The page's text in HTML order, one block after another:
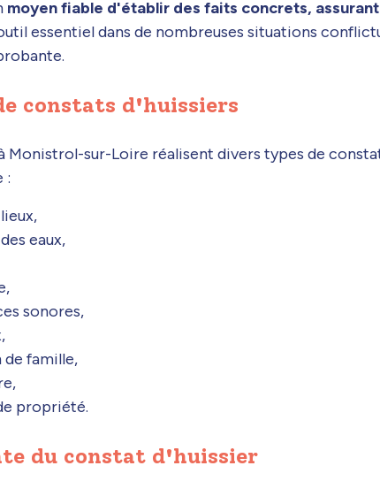
moyen fiable d'établir des faits concrets,
essentiel dans de nombreuses situations
constats d'huissiers
Monistrol-sur-Loire réalisent divers types de
:
eaux,
sonores,
de famille,
propriété.
du constat d'huissier